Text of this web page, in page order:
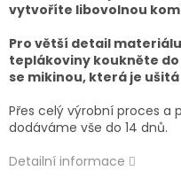
vytvoříte libovolnou
Pro větší detail
teplákoviny koukněte
se mikinou, která je
Přes celý výrobní proces a
dodáváme vše do 14 dnů.
Detailní informace